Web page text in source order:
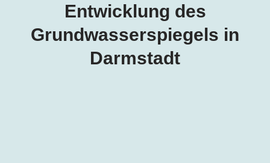
Entwicklung des
Grundwasserspiegels in
Darmstadt